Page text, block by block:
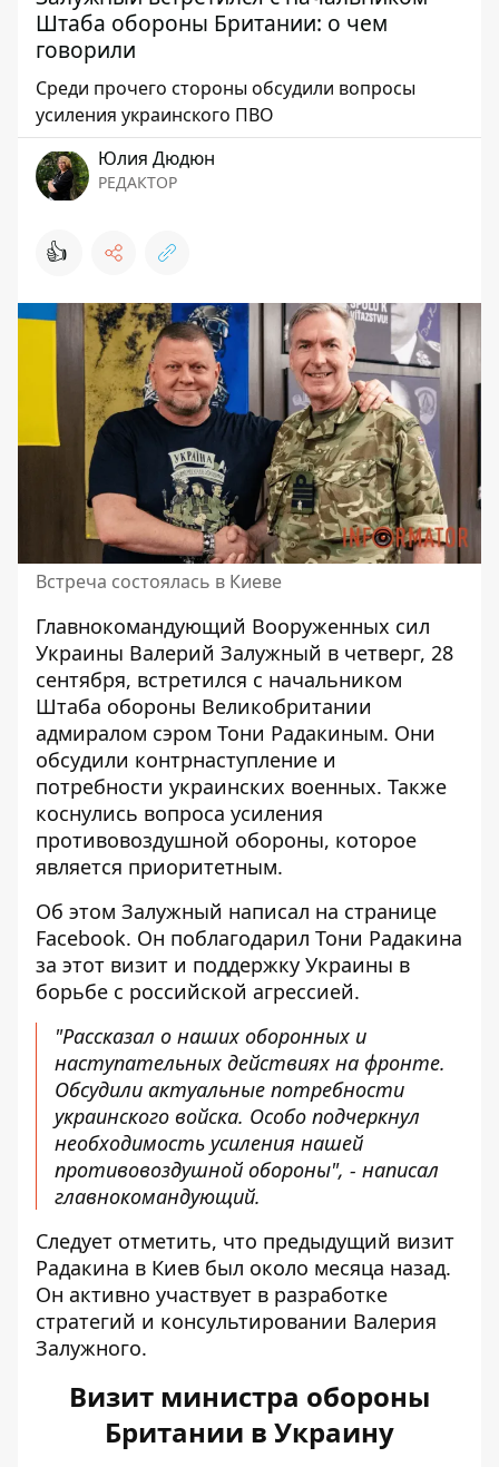
Штаба обороны Британии: о чем
говорили
Среди прочего стороны обсудили вопросы
усиления украинского ПВО
Юлия Дюдюн
РЕДАКТОР
👍
Встреча состоялась в Киеве
Главнокомандующий Вооруженных сил
Украины Валерий Залужный в четверг, 28
сентября, встретился с начальником
Штаба обороны Великобритании
адмиралом сэром Тони Радакиным. Они
обсудили контрнаступление и
потребности украинских военных. Также
коснулись вопроса усиления
противовоздушной обороны, которое
является приоритетным.
Об этом Залужный написал на странице
Facebook. Он поблагодарил Тони Радакина
за этот визит и поддержку Украины в
борьбе с российской агрессией.
"Рассказал о наших оборонных и
наступательных действиях на фронте.
Обсудили актуальные потребности
украинского войска. Особо подчеркнул
необходимость усиления нашей
противовоздушной обороны", - написал
главнокомандующий.
Следует отметить, что предыдущий визит
Радакина в Киев был около месяца назад.
Он активно участвует в разработке
стратегий и консультировании Валерия
Залужного.
Визит министра обороны
Британии в Украину